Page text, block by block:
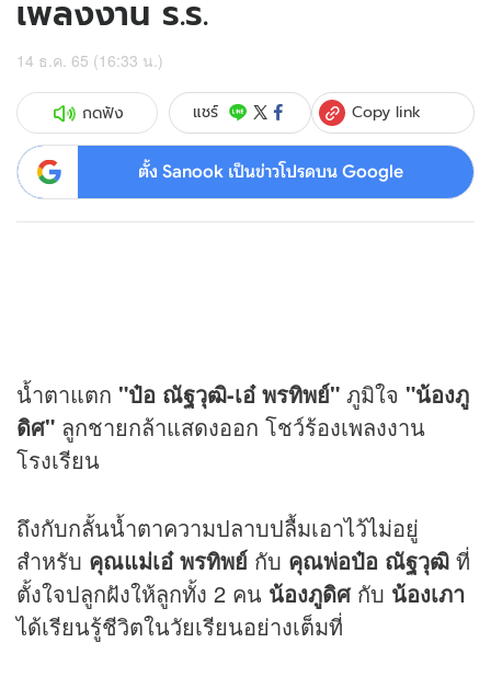
เพลงงาน ร.ร.
14 ธ.ค. 65 (16:33 น.)
กดฟัง แชร์ Copy link
ตั้ง Sanook เป็นข่าวโปรดบน Google
น้ำตาแตก "ป๋อ ณัฐวุฒิ-เอ๋ พรทิพย์" ภูมิใจ "น้องภู
ดิศ" ลูกชายกล้าแสดงออก โชว์ร้องเพลงงาน
โรงเรียน
ถึงกับกลั้นน้ำตาความปลาบปลื้มเอาไว้ไม่อยู่
สำหรับ คุณแม่เอ๋ พรทิพย์ กับ คุณพ่อป๋อ ณัฐวุฒิ ที่
ตั้งใจปลูกฝังให้ลูกทั้ง 2 คน น้องภูดิศกับ น้องเภา
ได้เรียนรู้ชีวิตในวัยเรียนอย่างเต็มที่